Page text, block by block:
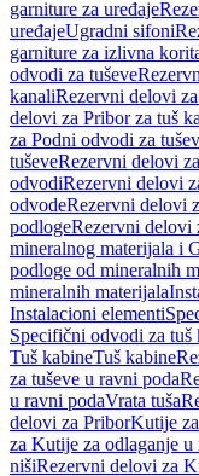
garniture za uređaje
uređajeUgradni sifoni
garniture za izlivna
odvodi za tuševe
kanaliRezervni delovi
delovi za Pribor za tuš
za Podni odvodi za
tuševeRezervni delovi
odvodiRezervni delovi
odvodeRezervni delovi
podlogeRezervni delovi
mineralnog materijala i
podloge od mineralnih
mineralnih materijala
Instalacioni elementi
Specifični odvodi za tuš
Tuš kabineTuš kabine
za tuševe u ravni poda
u ravni podaVrata tuša
delovi za PriborKutije
za Kutije za odlaganje u
nišiRezervni delovi za